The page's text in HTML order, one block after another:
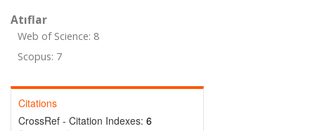
Atıflar
Web of Science: 8
Scopus: 7
Citations
CrossRef - Citation Indexes: 6